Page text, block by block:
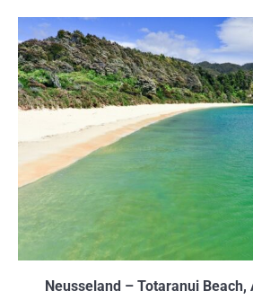
Neusseland – Totaranui Beach,